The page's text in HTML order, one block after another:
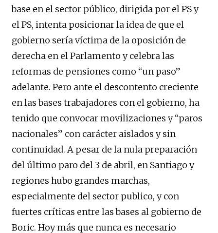
base en el sector público, dirigida por el PS y
el PS, intenta posicionar la idea de que el
gobierno sería víctima de la oposición de
derecha en el Parlamento y celebra las
reformas de pensiones como “un paso”
adelante. Pero ante el descontento creciente
en las bases trabajadores con el gobierno, ha
tenido que convocar movilizaciones y “paros
nacionales” con carácter aislados y sin
continuidad. A pesar de la nula preparación
del último paro del 3 de abril, en Santiago y
regiones hubo grandes marchas,
especialmente del sector publico, y con
fuertes críticas entre las bases al gobierno de
Boric. Hoy más que nunca es necesario